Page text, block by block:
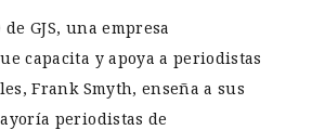
GJS, una empresa
capacita y apoya a periodistas
Frank Smyth, enseña a sus
periodistas de